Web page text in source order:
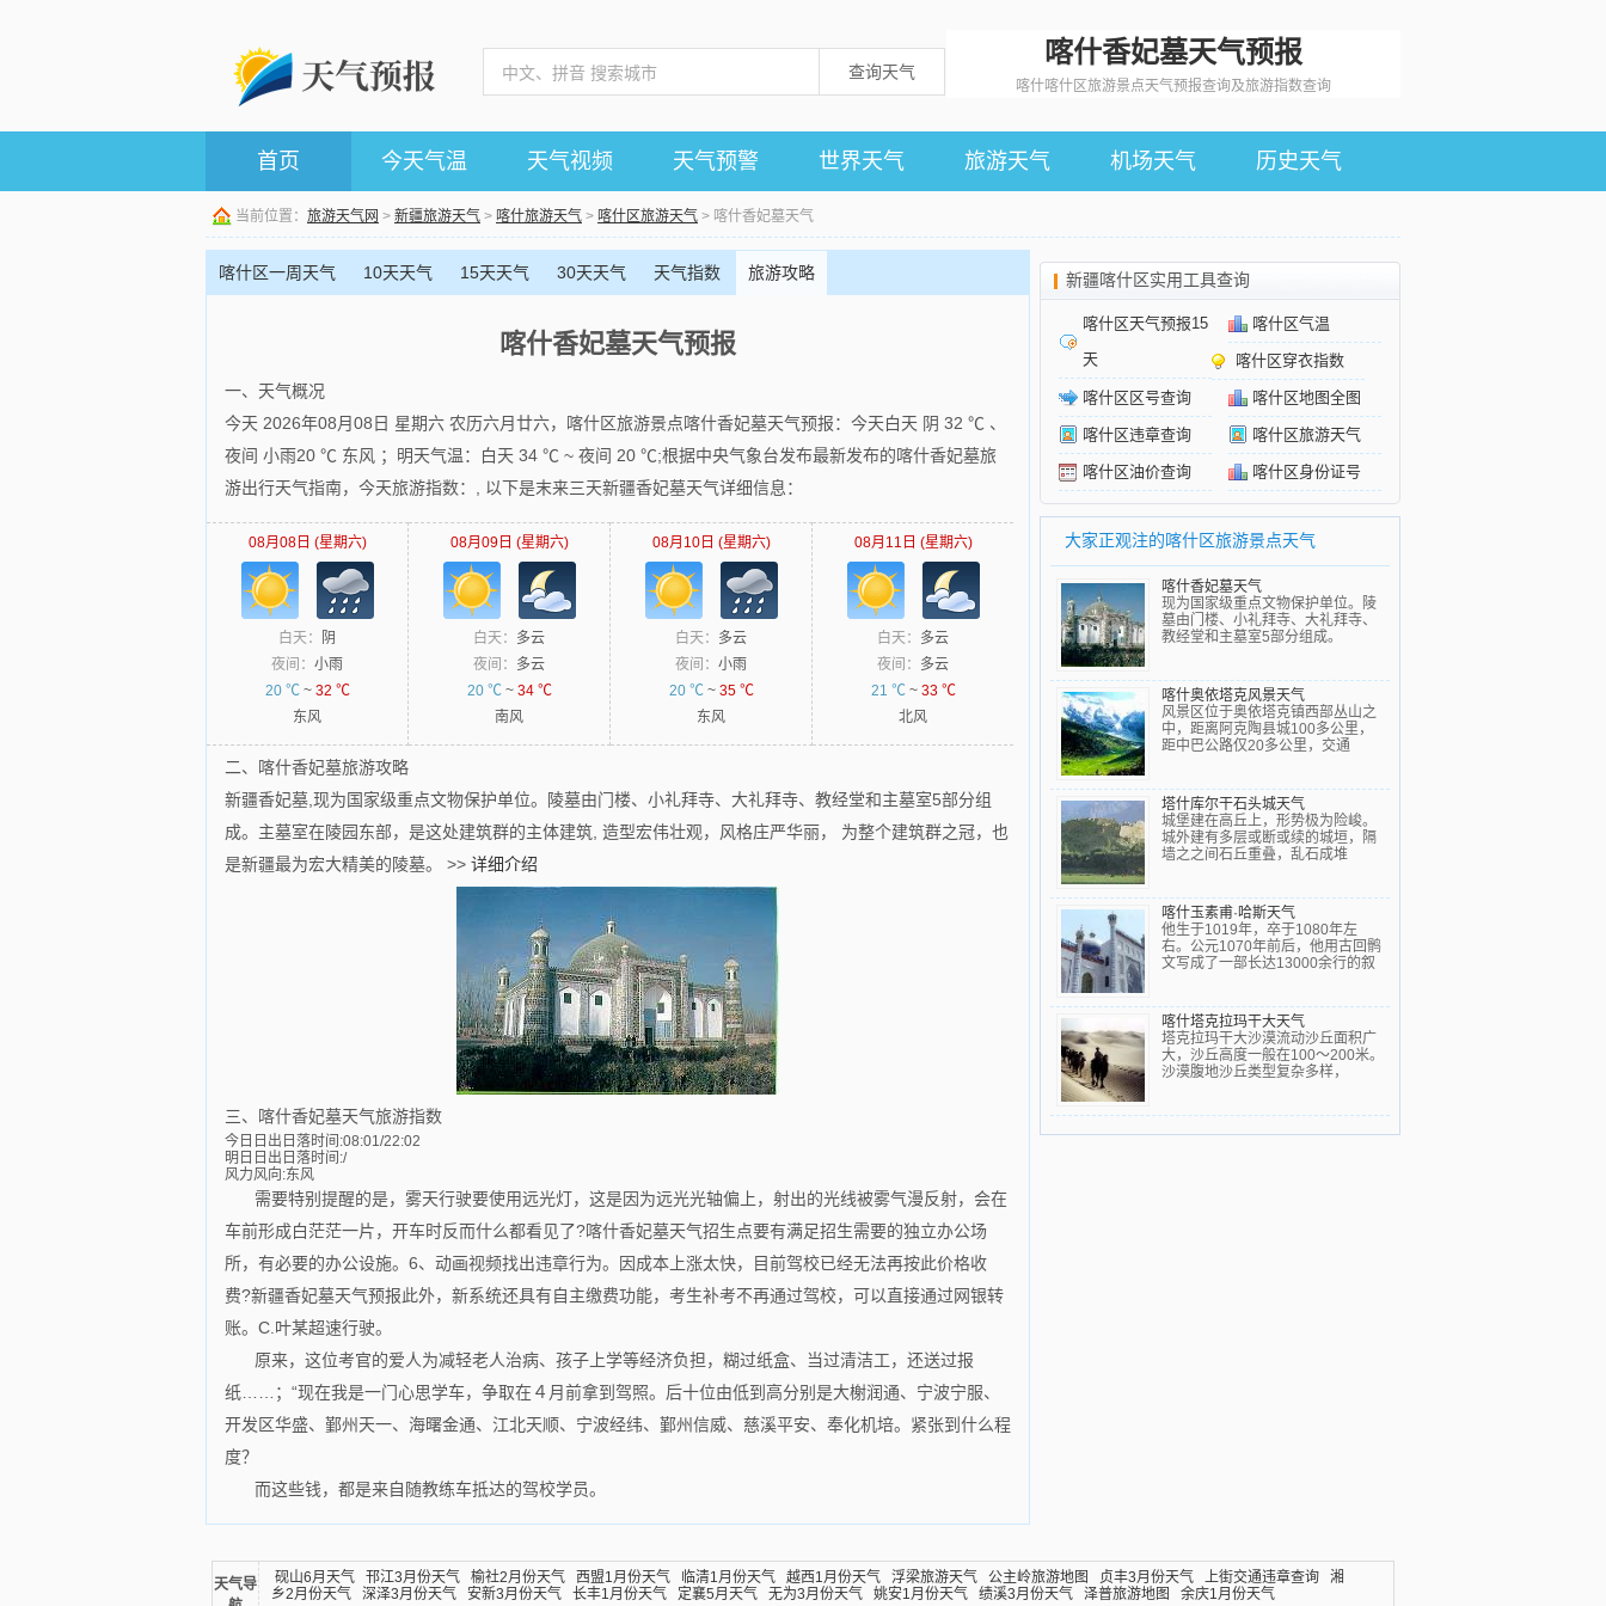
查询天气
喀什香妃墓天气预报
喀什喀什区旅游景点天气预报查询及旅游指数查询
首页 今天气温 天气视频 天气预警 世界天气 旅游天气 机场天气 历史天气
当前位置： 旅游天气网 > 新疆旅游天气 > 喀什旅游天气 > 喀什区旅游天气 > 喀什香妃墓天气
喀什区一周天气 10天天气 15天天气 30天天气 天气指数 旅游攻略
喀什香妃墓天气预报
一、天气概况
今天 2026年08月08日 星期六 农历六月廿六，喀什区旅游景点喀什香妃墓天气预报：今天白天 阴 32 ℃ 、
夜间 小雨20 ℃ 东风 ；明天气温：白天 34 ℃ ~ 夜间 20 ℃;根据中央气象台发布最新发布的喀什香妃墓旅
游出行天气指南，今天旅游指数：, 以下是末来三天新疆香妃墓天气详细信息：
08月08日 (星期六)
白天：
阴
夜间： 小雨
20 ℃~ 32 ℃
东风
08月09日 (星期六)
白天： 多云
夜间： 多云
20 ℃~ 34 ℃
南风
08月10日 (星期六)
白天： 多云
夜间： 小雨
20 ℃~ 35 ℃
东风
08月11日 (星期六)
白天： 多云
夜间： 多云
21 ℃~ 33 ℃
北风
二、喀什香妃墓旅游攻略
新疆香妃墓,现为国家级重点文物保护单位。陵墓由门楼、小礼拜寺、大礼拜寺、教经堂和主墓室5部分组
成。主墓室在陵园东部，是这处建筑群的主体建筑, 造型宏伟壮观，风格庄严华丽， 为整个建筑群之冠，也
是新疆最为宏大精美的陵墓。 >> 详细介绍
三、喀什香妃墓天气旅游指数
今日日出日落时间:08:01/22:02
明日日出日落时间:/
风力风向:东风
需要特别提醒的是，雾天行驶要使用远光灯，这是因为远光光轴偏上，射出的光线被雾气漫反射，会在
车前形成白茫茫一片，开车时反而什么都看见了?喀什香妃墓天气招生点要有满足招生需要的独立办公场
所，有必要的办公设施。6、动画视频找出违章行为。因成本上涨太快，目前驾校已经无法再按此价格收
费?新疆香妃墓天气预报此外，新系统还具有自主缴费功能，考生补考不再通过驾校，可以直接通过网银转
账。C.叶某超速行驶。
原来，这位考官的爱人为减轻老人治病、孩子上学等经济负担，糊过纸盒、当过清洁工，还送过报
纸……；“现在我是一门心思学车，争取在４月前拿到驾照。后十位由低到高分别是大榭润通、宁波宁服、
开发区华盛、鄞州天一、海曙金通、江北天顺、宁波经纬、鄞州信威、慈溪平安、奉化机培。紧张到什么程
度？
而这些钱，都是来自随教练车抵达的驾校学员。
新疆喀什区实用工具查询
喀什区天气预报15
天
喀什区气温
喀什区穿衣指数
喀什区地图全图
喀什区区号查询
喀什区旅游天气
喀什区违章查询
喀什区身份证号
喀什区油价查询
大家正观注的喀什区旅游景点天气
喀什香妃墓天气
现为国家级重点文物保护单位。陵
墓由门楼、小礼拜寺、大礼拜寺、
教经堂和主墓室5部分组成。
喀什奥依塔克风景天气
风景区位于奥依塔克镇西部丛山之
中，距离阿克陶县城100多公里，
距中巴公路仅20多公里，交通
塔什库尔干石头城天气
城堡建在高丘上，形势极为险峻。
城外建有多层或断或续的城垣，隔
墙之之间石丘重叠，乱石成堆
喀什玉素甫·哈斯天气
他生于1019年，卒于1080年左
右。公元1070年前后，他用古回鹘
文写成了一部长达13000余行的叙
喀什塔克拉玛干大天气
塔克拉玛干大沙漠流动沙丘面积广
大，沙丘高度一般在100～200米。
沙漠腹地沙丘类型复杂多样，
天气导
砚山6月天气 邗江3月份天气 榆社2月份天气 西盟1月份天气 临清1月份天气 越西1月份天气 浮梁旅游天气 公主岭旅游地图 贞丰3月份天气 上街交通违章查询
湘
乡2月份天气
深泽3月份天气 安新3月份天气 长丰1月份天气 定襄5月天气 无为3月份天气 姚安1月份天气 绩溪3月份天气 泽普旅游地图 余庆1月份天气